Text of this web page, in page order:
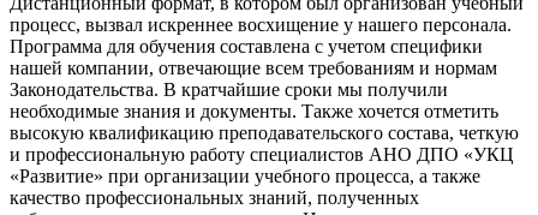
процесс, вызвал искреннее восхищение у нашего персонала.
Программа для обучения составлена с учетом специфики
нашей компании, отвечающие всем требованиям и нормам
Законодательства. В кратчайшие сроки мы получили
необходимые знания и документы. Также хочется отметить
высокую квалификацию преподавательского состава, четкую
и профессиональную работу специалистов АНО ДПО «УКЦ
«Развитие» при организации учебного процесса, а также
качество профессиональных знаний, полученных